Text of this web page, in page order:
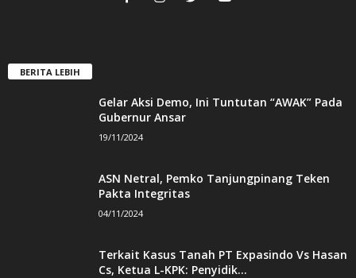
BERITA LEBIH
Gelar Aksi Demo, Ini Tuntutan “AWAK” Pada
Gubernur Ansar
19/11/2024
ASN Netral, Pemko Tanjungpinang Teken
Pakta Integritas
04/11/2024
Terkait Kasus Tanah PT Expasindo Vs Hasan
Cs, Ketua L-KPK: Penyidik...